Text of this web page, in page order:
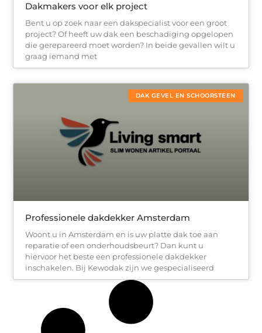
Dakmakers voor elk project
Bent u op zoek naar een dakspecialist voor een groot
project? Of heeft uw dak een beschadiging opgelopen
die gerepareerd moet worden? In beide gevallen wilt u
graag iemand met
DAK GEVEL EN SCHOORSTEEN
Professionele dakdekker Amsterdam
Woont u in Amsterdam en is uw platte dak toe aan
reparatie of een onderhoudsbeurt? Dan kunt u
hiervoor het beste een professionele dakdekker
inschakelen. Bij Kewodak zijn we gespecialiseerd